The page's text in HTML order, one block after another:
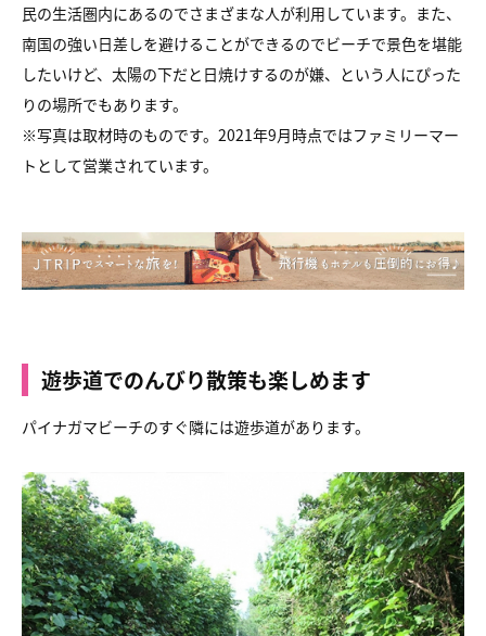
民の生活圏内にあるのでさまざまな人が利用しています。また、
南国の強い日差しを避けることができるのでビーチで景色を堪能
したいけど、太陽の下だと日焼けするのが嫌、という人にぴった
りの場所でもあります。
※写真は取材時のものです。2021年9月時点ではファミリーマー
トとして営業されています。
遊歩道でのんびり散策も楽しめます
パイナガマビーチのすぐ隣には遊歩道があります。